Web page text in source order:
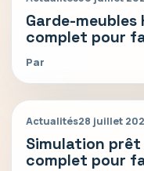
Garde-
complet pour
Par
Actualités28 juillet
Simulation
complet pour